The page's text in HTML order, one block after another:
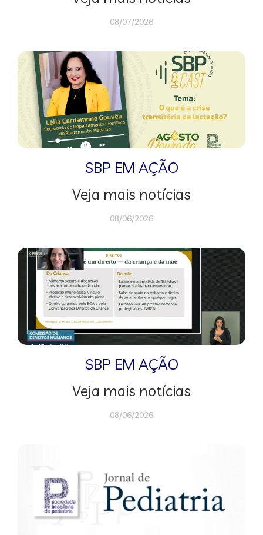
08/07/2026
SBP EM AÇÃO
Veja mais notícias
08/06/2026
SBP EM AÇÃO
Veja mais notícias
08/06/2026